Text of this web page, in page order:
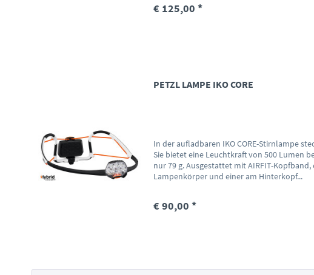
€ 125,00 *
PETZL LAMPE IKO CORE
In der aufladbaren IKO CORE-Stirnlampe
Sie bietet eine Leuchtkraft von 500 Lumen
nur 79 g. Ausgestattet mit AIRFIT-
Lampenkörper und einer am Hinterkopf...
€ 90,00 *